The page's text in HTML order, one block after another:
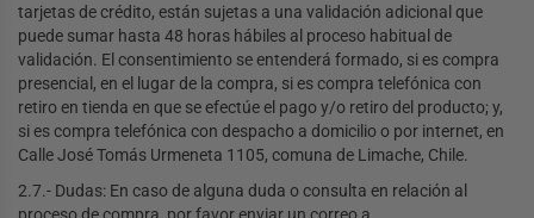
tarjetas de crédito, están sujetas a una validación adicional que
puede sumar hasta 48 horas hábiles al proceso habitual de
validación. El consentimiento se entenderá formado, si es compra
presencial, en el lugar de la compra, si es compra telefónica con
retiro en tienda en que se efectúe el pago y/o retiro del producto; y,
si es compra telefónica con despacho a domicilio o por internet, en
Calle José Tomás Urmeneta 1105, comuna de Limache, Chile.
2.7.- Dudas: En caso de alguna duda o consulta en relación al